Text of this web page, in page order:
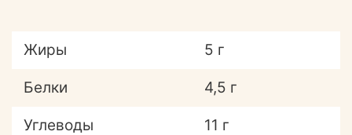
Жиры 5 г
Белки 4,5 г
Углеводы 11 г